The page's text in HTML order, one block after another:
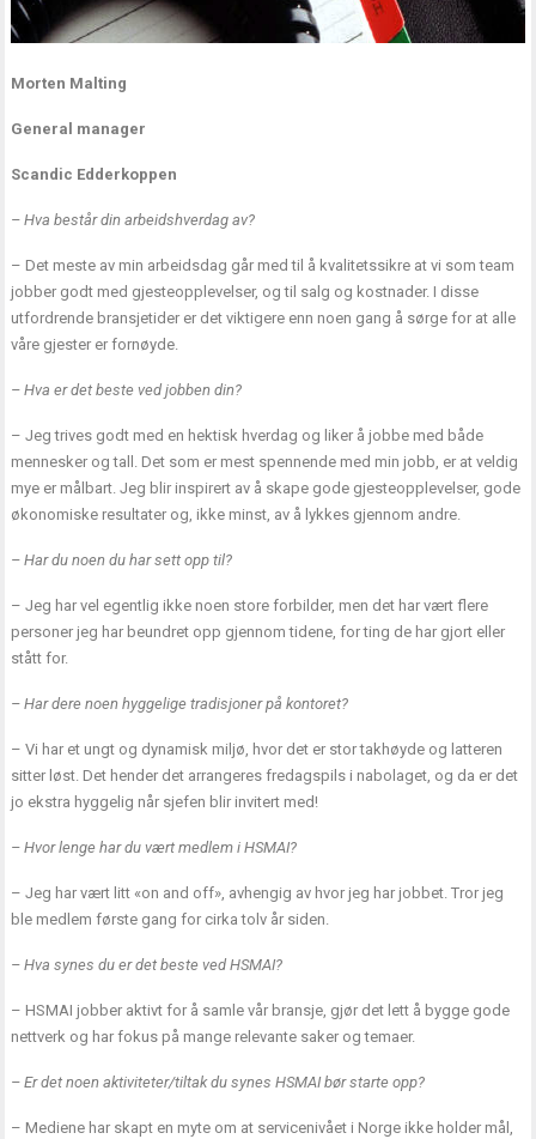
Morten Malting
General manager
Scandic Edderkoppen
– Hva består din arbeidshverdag av?
– Det meste av min arbeidsdag går med til å kvalitetssikre at vi som team
jobber godt med gjesteopplevelser, og til salg og kostnader. I disse
utfordrende bransjetider er det viktigere enn noen gang å sørge for at alle
våre gjester er fornøyde.
– Hva er det beste ved jobben din?
– Jeg trives godt med en hektisk hverdag og liker å jobbe med både
mennesker og tall. Det som er mest spennende med min jobb, er at veldig
mye er målbart. Jeg blir inspirert av å skape gode gjesteopplevelser, gode
økonomiske resultater og, ikke minst, av å lykkes gjennom andre.
– Har du noen du har sett opp til?
– Jeg har vel egentlig ikke noen store forbilder, men det har vært flere
personer jeg har beundret opp gjennom tidene, for ting de har gjort eller
stått for.
– Har dere noen hyggelige tradisjoner på kontoret?
– Vi har et ungt og dynamisk miljø, hvor det er stor takhøyde og latteren
sitter løst. Det hender det arrangeres fredagspils i nabolaget, og da er det
jo ekstra hyggelig når sjefen blir invitert med!
– Hvor lenge har du vært medlem i HSMAI?
– Jeg har vært litt «on and off», avhengig av hvor jeg har jobbet. Tror jeg
ble medlem første gang for cirka tolv år siden.
– Hva synes du er det beste ved HSMAI?
– HSMAI jobber aktivt for å samle vår bransje, gjør det lett å bygge gode
nettverk og har fokus på mange relevante saker og temaer.
– Er det noen aktiviteter/tiltak du synes HSMAI bør starte opp?
– Mediene har skapt en myte om at servicenivået i Norge ikke holder mål,